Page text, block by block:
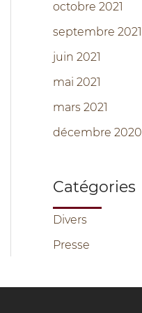
octobre 2021
septembre 2021
juin 2021
mai 2021
mars 2021
décembre 2020
Catégories
Divers
Presse